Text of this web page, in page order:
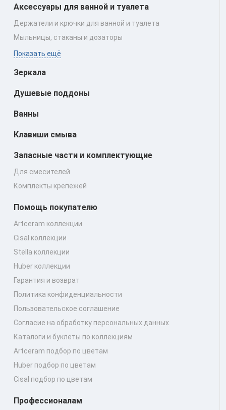
Аксессуары для ванной и туалета
Держатели и крючки для ванной и туалета
Мыльницы, стаканы и дозаторы
Показать ещё
Зеркала
Душевые поддоны
Ванны
Клавиши смыва
Запасные части и комплектующие
Для смесителей
Комплекты крепежей
Помощь покупателю
Artceram коллекции
Cisal коллекции
Stella коллекции
Huber коллекции
Гарантия и возврат
Политика конфиденциальности
Пользовательское соглашение
Согласие на обработку персональных данных
Каталоги и буклеты по коллекциям
Artceram подбор по цветам
Huber подбор по цветам
Cisal подбор по цветам
Профессионалам